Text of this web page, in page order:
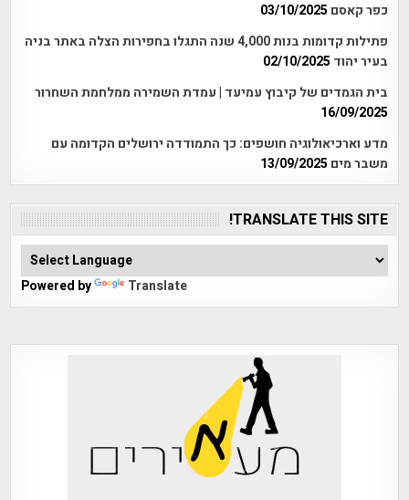
כפר קאסם 03/10/2025
פתילות קדומות בנות 4,000 שנה התגלו בחפירות הצלה באתר בניה
בעיר יהוד 02/10/2025
בית הגמדים של קיבוץ עמיעד | עמדת השמירה ממלחמת השחרור
16/09/2025
מדע וארכיאולוגיה חושפים: כך התמודדה ירושלים הקדומה עם
משבר מים 13/09/2025
TRANSLATE THIS SITE!
Powered by Translate